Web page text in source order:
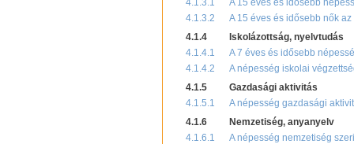
4.1.3.1
A 15 éves és idősebb
4.1.3.2
A 15 éves és idősebb nők
4.1.4
Iskolázottság, nyelvtudás
4.1.4.1
A 7 éves és idősebb
4.1.4.2
A népesség iskolai
4.1.5
Gazdasági aktivitás
4.1.5.1
A népesség gazdasági
4.1.6
Nemzetiség, anyanyelv
4.1.6.1
A népesség nemzetiség